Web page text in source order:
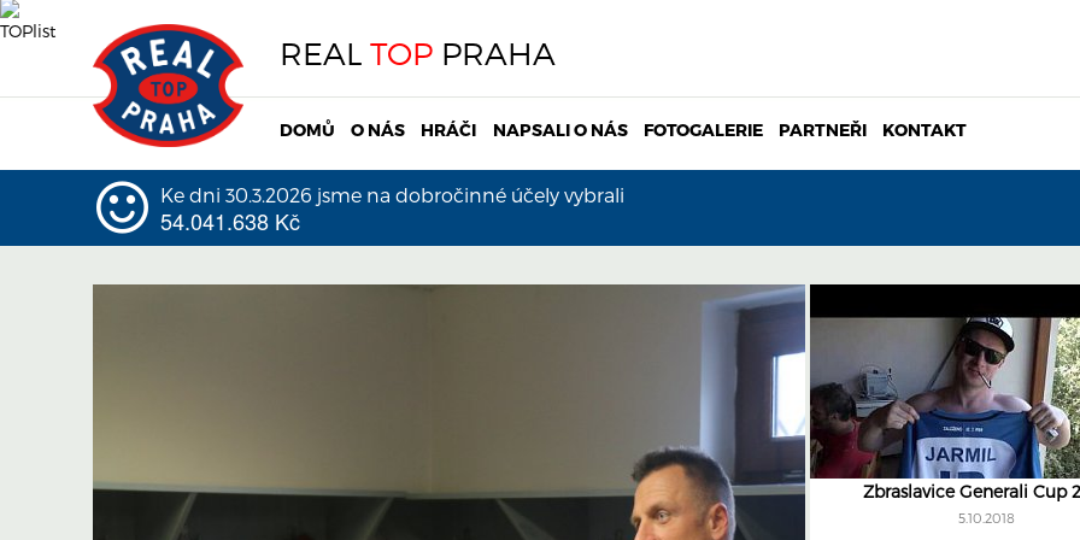
REAL TOP PRAHA
DOMŮ O NÁS HRÁČI NAPSALI O NÁS FOTOGALERIE PARTNEŘI KONTAKT
Ke dni 30.3.2026 jsme na dobročinné účely vybrali
54.041.638 Kč
Zbraslavice Generali Cup
5.10.2018